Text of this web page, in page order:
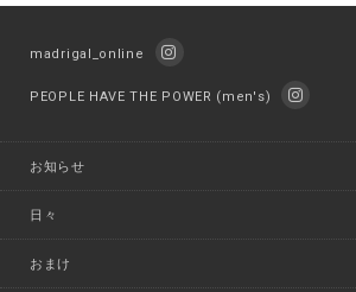
madrigal_online
PEOPLE HAVE THE POWER (men's)
お知らせ
日々
おまけ